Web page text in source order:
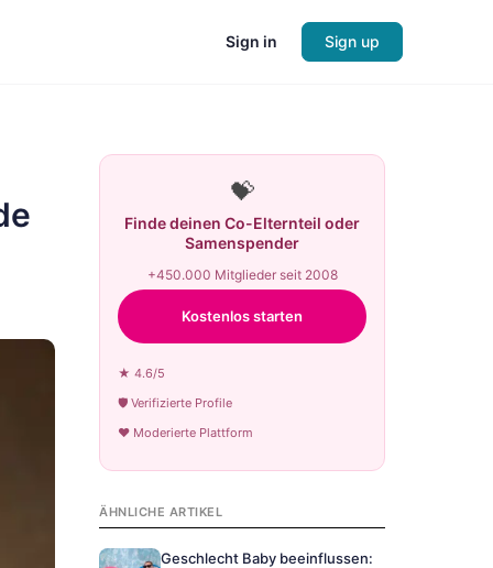
Sign in Sign up
💝
Finde deinen Co-Elternteil oder
Samenspender
+450.000 Mitglieder seit 2008
Kostenlos starten
★ 4.6/5
🛡 Verifizierte Profile
♥ Moderierte Plattform
ÄHNLICHE ARTIKEL
Geschlecht Baby beeinflussen: